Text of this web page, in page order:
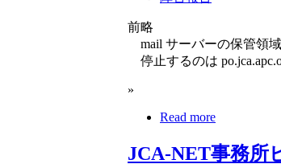
前略
mail サーバーの保管領
停止するのは
»
Read more
JCA-NET事務所